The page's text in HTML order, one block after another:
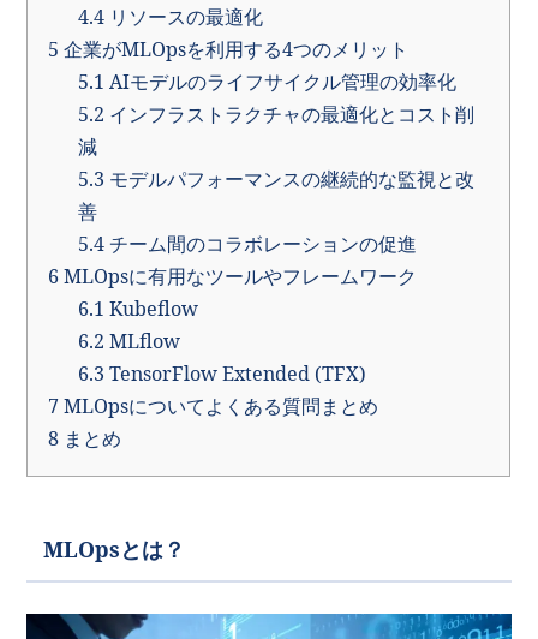
4.4リソースの最適化
5 企業がMLOpsを利用する4つのメリット
5.1 AIモデルのライフサイクル管理の効率化
5.2 インフラストラクチャの最適化とコスト削
減
5.3 モデルパフォーマンスの継続的な監視と改
善
5.4チーム間のコラボレーションの促進
6MLOpsに有用なツールやフレームワーク
6.1 Kubeflow
6.2 MLflow
6.3 TensorFlow Extended (TFX)
7MLOpsについてよくある質問まとめ
8 まとめ
MLOpsとは？